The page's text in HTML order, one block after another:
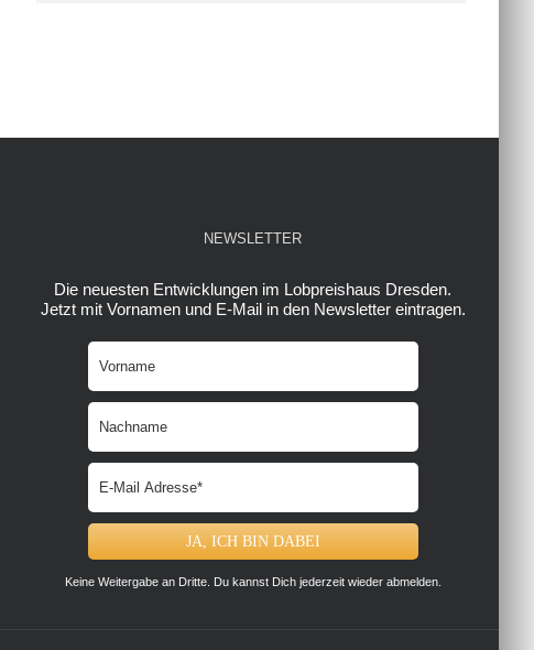
NEWSLETTER
Die neuesten Entwicklungen im Lobpreishaus Dresden.
Jetzt mit Vornamen und E-Mail in den Newsletter eintragen.
Keine Weitergabe an Dritte. Du kannst Dich jederzeit wieder abmelden.